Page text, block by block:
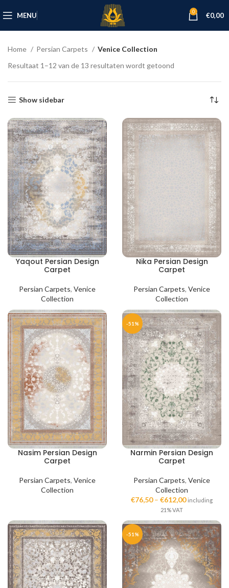
MENU 0 €0,00
Home Persian Carpets
Venice Collection
Resultaat 1–12 van de 13 resultaten wordt getoond
Show sidebar
Yaqout Persian Design
Carpet
Persian Carpets, Venice
Collection
Nika Persian Design
Carpet
Persian Carpets, Venice
Collection
Nasim Persian Design
Carpet
Persian Carpets, Venice
Collection
-51%
Narmin Persian Design
Carpet
Persian Carpets, Venice
Collection
€76,50– €612,00 including
21% VAT
-51%